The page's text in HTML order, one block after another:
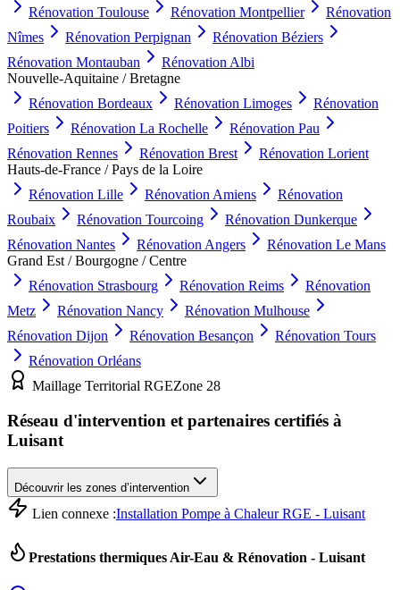
Rénovation Toulouse Rénovation Montpellier
Rénovation
Nîmes
Rénovation Perpignan Rénovation Béziers
Rénovation Montauban Rénovation Albi
Nouvelle-Aquitaine / Bretagne
Rénovation Bordeaux Rénovation Limoges
Rénovation
Poitiers
Rénovation La Rochelle Rénovation Pau
Rénovation Rennes Rénovation Brest Rénovation Lorient
Hauts-de-France / Pays de la Loire
Rénovation Lille Rénovation Amiens
Rénovation
Roubaix
Rénovation Tourcoing Rénovation Dunkerque
Rénovation Nantes Rénovation Angers Rénovation Le Mans
Grand Est / Bourgogne / Centre
Rénovation Strasbourg Rénovation Reims
Rénovation
Metz
Rénovation Nancy Rénovation Mulhouse
Rénovation Dijon Rénovation Besançon Rénovation Tours
Rénovation Orléans
Maillage Territorial RGEZone 28
Réseau d'intervention et partenaires certifiés à
Luisant
Découvrir les zones d’intervention
Lien connexe :Installation Pompe à Chaleur RGE - Luisant
Prestations thermiques Air-Eau & Rénovation - Luisant